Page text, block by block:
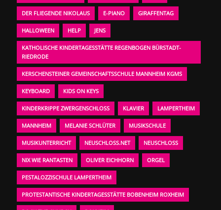
DER FLIEGENDE NIKOLAUS E-PIANO GIRAFFENTAG
HALLOWEEN HELP JENS
KATHOLISCHE KINDERTAGESSTÄTTE REGENBOGEN BÜRSTADT-
RIEDRODE
KERSCHENSTEINER GEMEINSCHAFTSSCHULE MANNHEIM KGMS
KEYBOARD KIDS ON KEYS
KINDERKRIPPE ZWERGENSCHLOSS KLAVIER LAMPERTHEIM
MANNHEIM MELANIE SCHLÜTER MUSIKSCHULE
MUSIKUNTERRICHT NEUSCHLOSS.NET NEUSCHLOSS
NIX WIE RANTASTEN OLIVER EICHHORN ORGEL
PESTALOZZISCHULE LAMPERTHEIM
PROTESTANTISCHE KINDERTAGESSTÄTTE BOBENHEIM ROXHEIM